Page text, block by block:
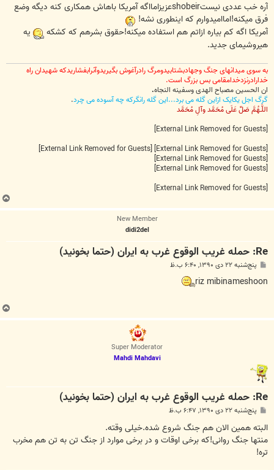
ت
آره خب عددی نیستshobeirعزیزامااگه آمریکا باهاش همکاری کنه دیگه وضع
فرق میکنه!اماامیدوارم که اینطوری نشه!
آمریکا اگه کم بیاره ازاتم هم استفاده میکنه!حقوق بشرهم که کشکه
یه
هیروشیمای جدید.
به سوی میدانهای جنگ وجهادبشتابیدومرگ رادرآغوش بگیریدوآنرابفشاریدکه شهیدان راه
خدارادرنزدخدامقامی بس بزرگ است.
ان الحسین مصباح الهدی وسفینه النجاه.
گرگ اجل یکایک ازاین گله می برد...این گله رانگرکه چه آسوده می چرد.
اللَّـهُمَّ صَلِّ عَلَى مُحَمَّد وآلِ مُحَمَّد
[External Link Removed for Guests]
[External Link Removed for Guests]
[External Link Removed for Guests]
[External Link Removed for Guests]
[External Link Removed for Guests]
[External Link Removed for Guests]
New Member
didi2del
Re: حمله غريب الوقوع غرب به ايران (حتما بخونيد)
س
ت
پنج‌شنبه ۲۲ دی ۱۳۹۰, ۶:۴۰ ب.ظ
riz mibinameshoon
Super Moderator
Mahdi Mahdavi
Re: حمله غريب الوقوع غرب به ايران (حتما بخونيد)
س
ت
پنج‌شنبه ۲۲ دی ۱۳۹۰, ۶:۴۷ ب.ظ
البته همین الان هم جنگ شروع شده.خیلی وقته.
منتها جنگ روانی!که برخی اوقات و در برخی موارد از جنگ تن به تن هم مخرب
تره!